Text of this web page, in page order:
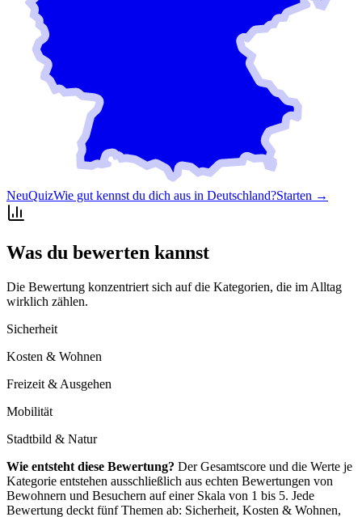
NeuQuizWie gut kennst du dich aus in Deutschland?Starten →
Was du bewerten kannst
Die Bewertung konzentriert sich auf die Kategorien, die im Alltag
wirklich zählen.
Sicherheit
Kosten & Wohnen
Freizeit & Ausgehen
Mobilität
Stadtbild & Natur
Wie entsteht diese Bewertung? Der Gesamtscore und die Werte je
Kategorie entstehen ausschließlich aus echten Bewertungen von
Bewohnern und Besuchern auf einer Skala von 1 bis 5. Jede
Bewertung deckt fünf Themen ab: Sicherheit, Kosten & Wohnen,